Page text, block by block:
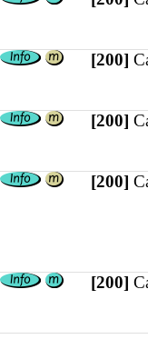
[200]
[200]
[200]
[200]